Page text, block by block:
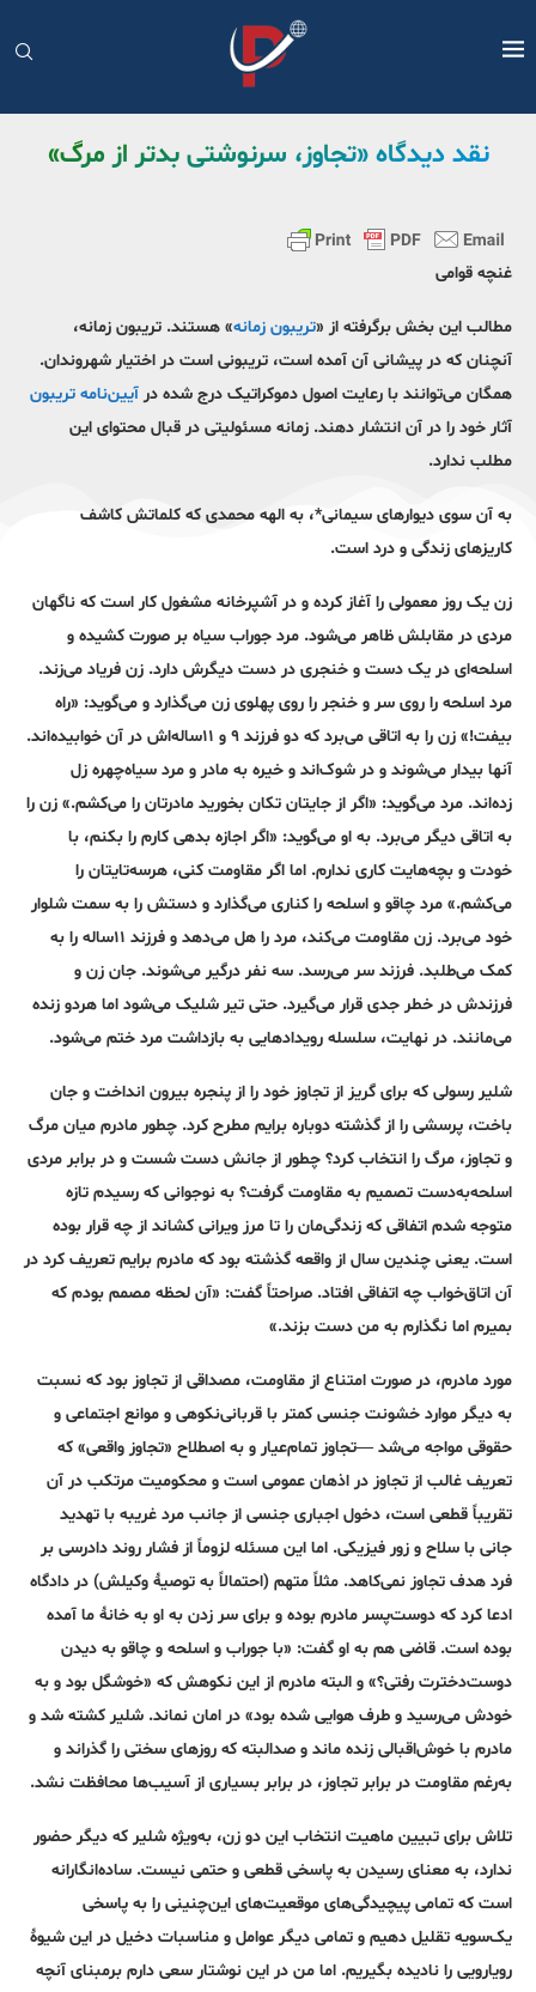
نقد دیدگاه «تجاوز، سرنوشتی بدتر از مرگ»
غنچه قوامی
مطالب این بخش برگرفته از «تریبون زمانه» هستند. تریبون زمانه،
آنچنان که در پیشانی آن آمده است، تریبونی است در اختیار شهروندان.
همگان می‌توانند با رعایت اصول دموکراتیک درج شده در آیین‌نامه تریبون
آثار خود را در آن انتشار دهند. زمانه مسئولیتی در قبال محتوای این
مطلب ندارد.
به آن سوی دیوارهای سیمانی*، به الهه محمدی که کلماتش کاشف
کاریزهای زندگی و درد است.
زن یک روز معمولی را آغاز کرده و در آشپرخانه مشغول کار است که ناگهان
مردی در مقابلش ظاهر می‌شود. مرد جوراب سیاه بر صورت کشیده و
اسلحه‌ای در یک دست و خنجری در دست دیگرش دارد. زن فریاد می‌زند.
مرد اسلحه را روی سر و خنجر را روی پهلوی زن می‌گذارد و می‌گوید: «راه
بیفت!» زن را به اتاقی می‌برد که دو فرزند ۹ و ۱۱ساله‌اش در آن خوابیده‌اند.
آنها بیدار می‌شوند و در شوک‌اند و خیره به مادر و مرد سیاه‌چهره زل
زده‌اند. مرد می‌گوید: «اگر از جایتان تکان بخورید مادرتان را می‌کشم.» زن را
به اتاقی دیگر می‌برد. به او می‌گوید: «اگر اجازه بدهی کارم را بکنم، با
خودت و بچه‌هایت کاری ندارم. اما اگر مقاومت کنی، هرسه‌تایتان را
می‌کشم.» مرد چاقو و اسلحه را کناری می‌گذارد و دستش را به سمت شلوار
خود می‌برد. زن مقاومت می‌کند، مرد را هل می‌دهد و فرزند ۱۱ساله‌ را به
کمک می‌طلبد. فرزند سر می‌رسد. سه نفر درگیر می‌شوند. جان زن و
فرزندش در خطر جدی قرار می‌گیرد. حتی تیر شلیک می‌شود اما هردو زنده
می‌مانند. در نهایت، سلسله رویدادهایی به بازداشت مرد ختم می‌شود.
شلیر رسولی که برای گریز از تجاوز خود را از پنجره بیرون انداخت و جان
باخت، پرسشی را از گذشته دوباره برایم مطرح کرد. چطور مادرم میان مرگ
و تجاوز، مرگ را انتخاب کرد؟ چطور از جانش دست شست و در برابر مردی
اسلحه‌به‌دست تصمیم به مقاومت گرفت؟ به نوجوانی که رسیدم تازه
متوجه شدم اتفاقی که زندگی‌مان را تا مرز ویرانی کشاند از چه قرار بوده
است. یعنی چندین سال از واقعه گذشته بود که مادرم برایم تعریف کرد در
آن اتاق‌خواب چه اتفاقی افتاد. صراحتاً گفت: «آن لحظه مصمم بودم که
بمیرم اما نگذارم به من دست بزند.»
مورد مادرم، در صورت امتناع از مقاومت، مصداقی از تجاوز بود که نسبت
به دیگر موارد خشونت جنسی کمتر با قربانی‌نکوهی و موانع اجتماعی و
حقوقی مواجه می‌شد —تجاوز تمام‌عیار و به ‌اصطلاح «تجاوز واقعی» که
تعریف غالب از تجاوز در اذهان عمومی است و محکومیت مرتکب در آن
تقریباً قطعی است، دخول اجباری جنسی از جانب مرد غریبه با تهدید
جانی با سلاح و زور فیزیکی. اما این مسئله لزوماً از فشار روند دادرسی بر
فرد هدف تجاوز نمی‌کاهد. مثلاً متهم (احتمالاً به توصیۀ وکیلش) در دادگاه
ادعا کرد که دوست‌پسر مادرم بوده و برای سر زدن به او به خانۀ ما آمده
بوده است. قاضی هم به او گفت: «با جوراب و اسلحه و چاقو به دیدن
دوست‌دخترت رفتی؟» و البته مادرم از این نکوهش که «خوشگل بود و به
خودش می‌رسید و طرف هوایی شده بود» در امان نماند. شلیر کشته شد و
مادرم با خوش‌اقبالی زنده ماند و صدالبته که روزهای سختی را گذراند و
به‌رغم مقاومت در برابر تجاوز، در برابر بسیاری از آسیب‌ها محافظت نشد.
تلاش برای تبیین ماهیت انتخاب این دو زن، به‌ویژه شلیر که دیگر حضور
ندارد، به معنای رسیدن به پاسخی قطعی و حتمی نیست. ساده‌انگارانه
است که تمامی پیچیدگی‌های موقعیت‌های این‌چنینی را به پاسخی
یک‌سویه تقلیل دهیم و تمامی دیگر عوامل و مناسبات دخیل در این شیوۀ
رویارویی را نادیده بگیریم. اما من در این نوشتار سعی دارم برمبنای آنچه